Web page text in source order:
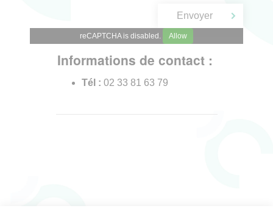
reCAPTCHA is disabled. Allow
Informations de contact :
Tél : 02 33 81 63 79